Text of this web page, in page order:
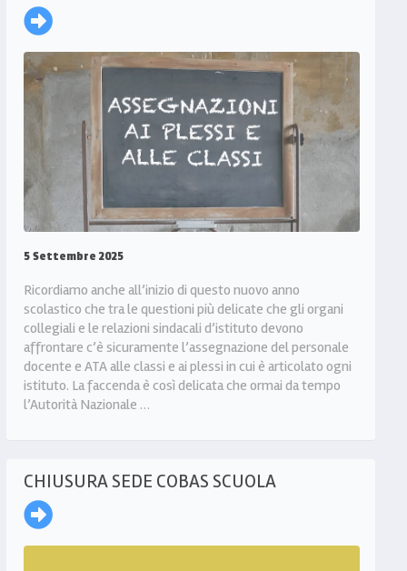
5 Settembre 2025
Ricordiamo anche all’inizio di questo nuovo anno
scolastico che tra le questioni più delicate che gli organi
collegiali e le relazioni sindacali d’istituto devono
affrontare c’è sicuramente l’assegnazione del personale
docente e ATA alle classi e ai plessi in cui è articolato ogni
istituto. La faccenda è così delicata che ormai da tempo
l’Autorità Nazionale …
CHIUSURA SEDE COBAS SCUOLA